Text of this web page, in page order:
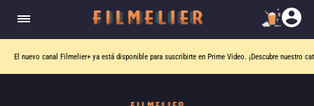
El nuevo canal Filmelier+ ya está disponible para suscribirte en Prime Video. ¡Descubre nuestro